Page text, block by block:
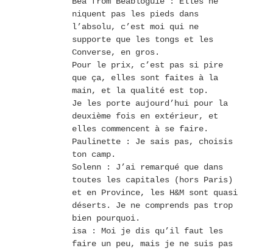
niquent pas les pieds dans
l’absolu, c’est moi qui ne
supporte que les tongs et les
Converse, en gros.
Pour le prix, c’est pas si pire
que ça, elles sont faites à la
main, et la qualité est top.
Je les porte aujourd’hui pour la
deuxième fois en extérieur, et
elles commencent à se faire.
Paulinette : Je sais pas, choisis
ton camp.
Solenn : J’ai remarqué que dans
toutes les capitales (hors Paris)
et en Province, les H&M sont quasi
déserts. Je ne comprends pas trop
bien pourquoi.
isa : Moi je dis qu’il faut les
faire un peu, mais je ne suis pas